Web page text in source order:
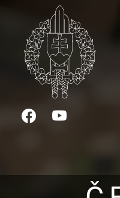
FacebookYouTube